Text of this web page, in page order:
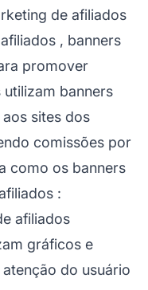
de afiliados
, banners
promover
banners
sites dos
comissões por
como os banners
:
afiliados
gráficos e
do usuário